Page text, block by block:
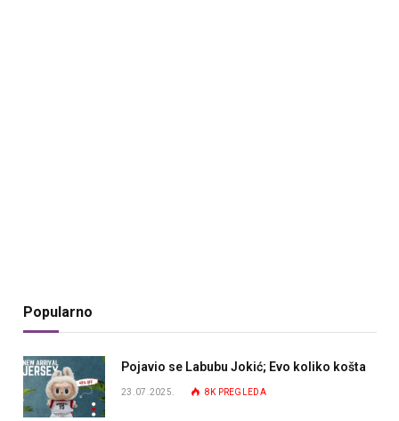
Popularno
Pojavio se Labubu Jokić; Evo koliko košta
23.07.2025. 8K PREGLEDA